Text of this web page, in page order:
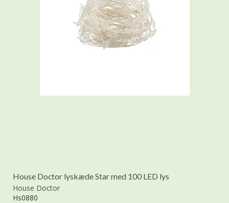
House Doctor lyskæde Star med 100 LED lys
House Doctor
Hs0880